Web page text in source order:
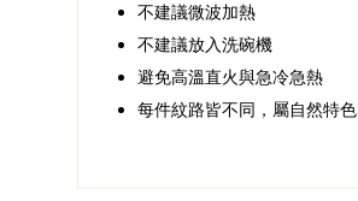
不建議微波加熱
不建議放入洗碗機
避免高溫直火與急冷急熱
每件紋路皆不同，屬自然特色